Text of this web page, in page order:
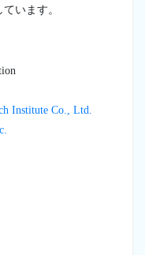
います。
Institute Co., Ltd.